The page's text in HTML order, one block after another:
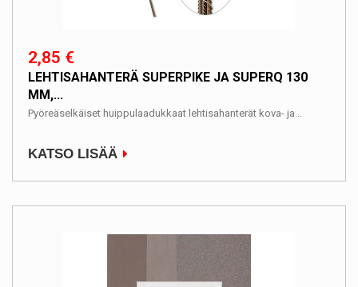
2,85 €
LEHTISAHANTERÄ SUPERPIKE JA SUPERQ 130
MM,...
Pyöreäselkäiset huippulaadukkaat lehtisahanterät kova- ja...
KATSO LISÄÄ